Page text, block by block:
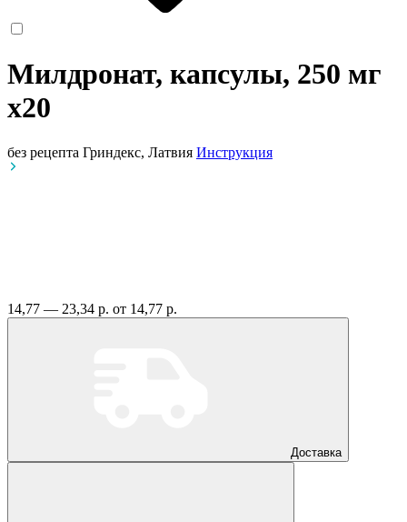
Милдронат, капсулы, 250 мг
x20
без рецепта Гриндекс, Латвия Инструкция
14,77 — 23,34 р. от 14,77 р.
Доставка